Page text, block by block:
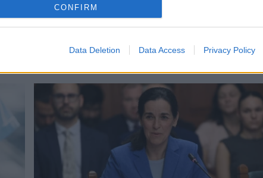
CONFIRM
Data Deletion Data Access Privacy Policy
így tudhatod meg végre,